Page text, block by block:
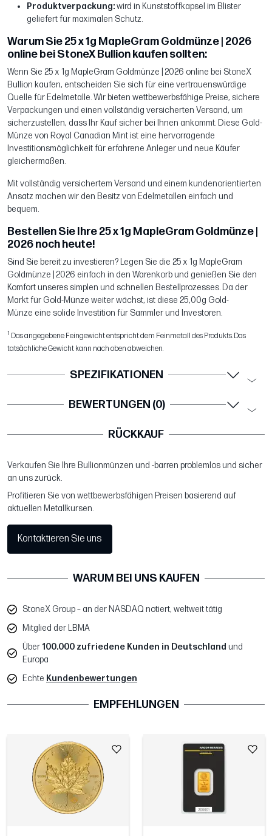
Produktverpackung:wird in Kunststoffkapsel im Blister
geliefert für maximalen Schutz.
Warum Sie 25 x 1g MapleGram Goldmünze | 2026
online bei StoneX Bullion kaufen sollten:
Wenn Sie 25 x 1g MapleGram Goldmünze | 2026 online bei StoneX
Bullion kaufen, entscheiden Sie sich für eine vertrauenswürdige
Quelle für Edelmetalle. Wir bieten wettbewerbsfähige Preise, sichere
Verpackungen und einen vollständig versicherten Versand, um
sicherzustellen, dass Ihr Kauf sicher bei Ihnen ankommt. Diese Gold-
Münze von Royal Canadian Mint ist eine hervorragende
Investitionsmöglichkeit für erfahrene Anleger und neue Käufer
gleichermaßen.
Mit vollständig versichertem Versand und einem kundenorientierten
Ansatz machen wir den Besitz von Edelmetallen einfach und
bequem.
Bestellen Sie Ihre 25 x 1g MapleGram Goldmünze |
2026 noch heute!
Sind Sie bereit zu investieren? Legen Sie die 25 x 1g MapleGram
Goldmünze | 2026 einfach in den Warenkorb und genießen Sie den
Komfort unseres simplen und schnellen Bestellprozesses. Da der
Markt für Gold-Münze weiter wächst, ist diese 25,00g Gold-
Münze eine solide Investition für Sammler und Investoren.
1 Das angegebene Feingewicht entspricht dem Feinmetall des Produkts. Das
tatsächliche Gewicht kann nach oben abweichen.
SPEZIFIKATIONEN
BEWERTUNGEN (0)
RÜCKKAUF
Verkaufen Sie Ihre Bullionmünzen und -barren problemlos und sicher
an uns zurück.
Profitieren Sie von wettbewerbsfähigen Preisen basierend auf
aktuellen Metallkursen.
Kontaktieren Sie uns
WARUM BEI UNS KAUFEN
StoneX Group – an der NASDAQ notiert, weltweit tätig
Mitglied der LBMA
Über 100.000 zufriedene Kunden in Deutschland und
Europa
Echte Kundenbewertungen
EMPFEHLUNGEN